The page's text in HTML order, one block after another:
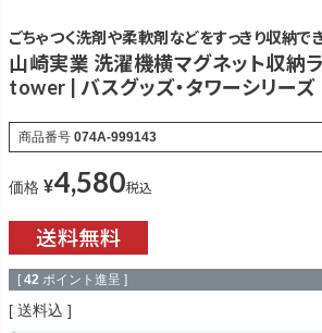
ごちゃつく洗剤や柔軟剤などをすっきり収納で
山崎実業 洗濯機横マグネット収納
tower | バスグッズ・タワーシリーズ
商品番号 074A-999143
価格 ¥4,580税込
[ 42 ポイント進呈 ]
送料込